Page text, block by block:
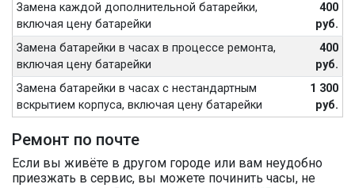
Замена каждой дополнительной батарейки,
включая цену батарейки
400
руб.
Замена батарейки в часах в процессе ремонта,
включая цену батарейки
400
руб.
Замена батарейки в часах с нестандартным
вскрытием корпуса, включая цену батарейки
1 300
руб.
Ремонт по почте
Если вы живёте в другом городе или вам неудобно
приезжать в сервис, вы можете починить часы, не